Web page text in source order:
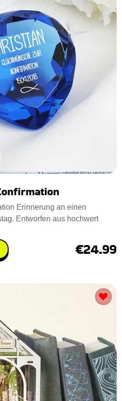
Erinnerung an einen
Entworfen aus hochwert
€24.99